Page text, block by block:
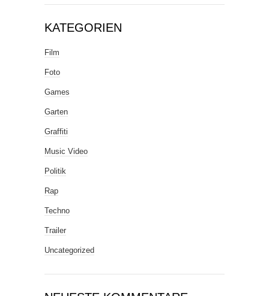
KATEGORIEN
Film
Foto
Games
Garten
Graffiti
Music Video
Politik
Rap
Techno
Trailer
Uncategorized